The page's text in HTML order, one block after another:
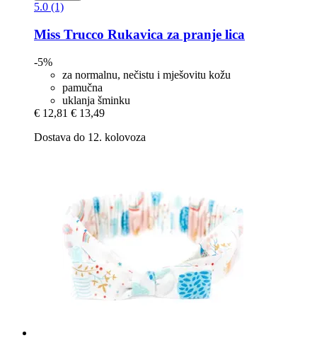
5.0 (1)
Miss Trucco Rukavica za pranje lica
-5%
za normalnu, nečistu i mješovitu kožu
pamučna
uklanja šminku
€ 12,81 € 13,49
Dostava do 12. kolovoza